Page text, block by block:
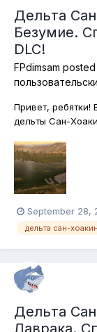
Дельта
Безумие.
DLC!
FPdimsam posted
Привет, ребятки!
дельты Сан-
настроение и
По снаряжению и
всё! Даже
September 28,
дельта сан-хоакин
Дельта